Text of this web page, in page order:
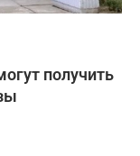
получить